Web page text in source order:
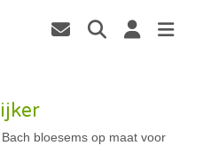
Bach bloesems op maat voor